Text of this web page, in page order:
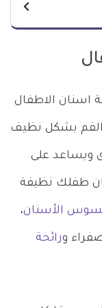
اسنان الاطفال
بشكل نظيف
ويساعد على
طفلك نظيفة
الأسنان،
ورائحة